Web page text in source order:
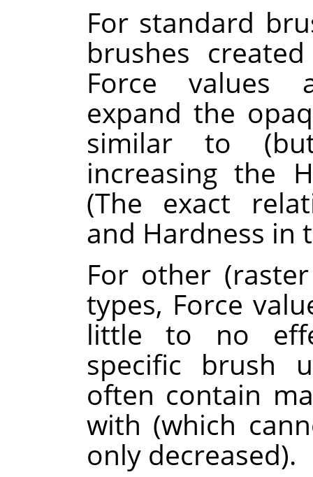
For standard
brushes
Force values
expand the
similar to
increasing the
(The exact
and Hardness in
For other
types, Force
little to no
specific brush
often contain
with (which
only decreased).